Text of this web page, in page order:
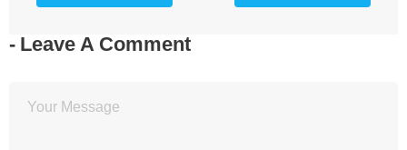
Leave A Comment